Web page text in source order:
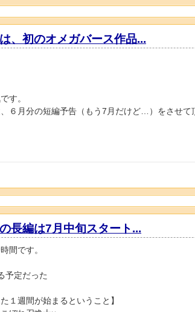
、初のオメガバース作品...
す。
６月分の短編予告（もう7月だけど…）をさせて
長編は7月中旬スタート...
間です。
予定だった
１週間が始まるということ】